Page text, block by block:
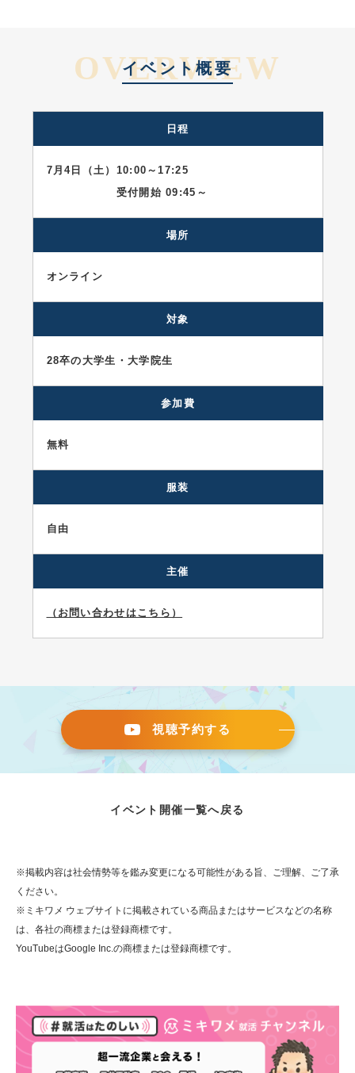
イベント概要
OVERVIEW
日程
7月4日（土） 10:00～17:25
受付開始 09:45～
場所
オンライン
対象
28卒の大学生・大学院生
参加費
無料
服装
自由
主催
（お問い合わせはこちら）
視聴予約する
イベント開催一覧へ戻る
※掲載内容は社会情勢等を鑑み変更になる可能性がある旨、ご理解、ご了承
ください。
※ミキワメ ウェブサイトに掲載されている商品またはサービスなどの名称
は、各社の商標または登録商標です。
YouTubeはGoogle Inc.の商標または登録商標です。